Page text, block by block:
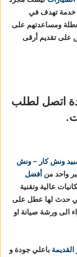
خدمة تهدف في
ومساعدتهم على
على تقديم أرقى
اتصل لطلب
ونش كار – ونش
واحد من أفضل
عالية وتقنية
حدث لها عطل على
الى ورشة صيانة او
باعلي جودة و